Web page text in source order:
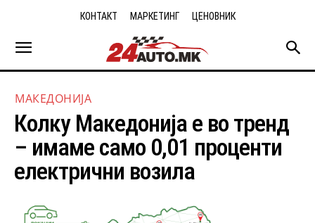
КОНТАКТ МАРКЕТИНГ ЦЕНОВНИК
МАКЕДОНИЈА
Колку Македонија е во тренд
– имаме само 0,01 проценти
електрични возила